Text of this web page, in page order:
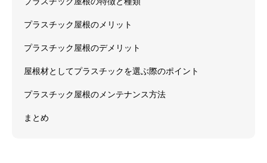
プラスチック屋根のメリット
プラスチック屋根のデメリット
屋根材としてプラスチックを選ぶ際のポイント
プラスチック屋根のメンテナンス方法
まとめ